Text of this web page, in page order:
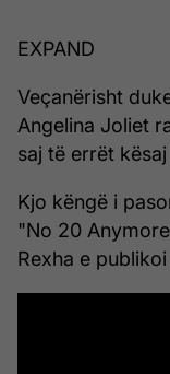
EXPAND
Veçanërisht
Angelina Joliet
saj të errët
Kjo këngë i
"No 20
Rexha e